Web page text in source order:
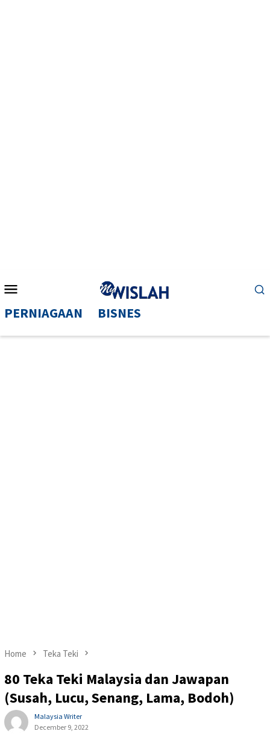
Menu
PERNIAGAAN BISNES
Home Teka Teki
80 Teka Teki Malaysia dan Jawapan
(Susah, Lucu, Senang, Lama, Bodoh)
Malaysia Writer
December 9, 2022